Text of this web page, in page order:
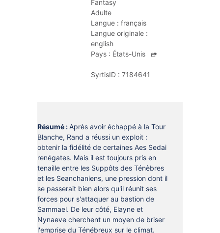
CRÉATHÈQUE
JOUER EN BIBLIOTHÈQUES
MAO - MUSIQUE ASSISTÉE PAR
PORTAGE À DOMICILE
TOUS LES SERVICES
PROLONGER - RÉSERVER
EN CAS DE RETARD
Fantasy
Adulte
Langue : français
Langue originale :
english
Pays : États-Unis
SyrtisID : 7184641
Résumé :Après avoir échappé à la Tour
Blanche, Rand a réussi un exploit :
obtenir la fidélité de certaines Aes Sedai
renégates. Mais il est toujours pris en
tenaille entre les Suppôts des Ténèbres
et les Seanchaniens, une pression dont il
se passerait bien alors qu'il réunit ses
forces pour s'attaquer au bastion de
Sammael. De leur côté, Elayne et
Nynaeve cherchent un moyen de briser
l'emprise du Ténébreux sur le climat.